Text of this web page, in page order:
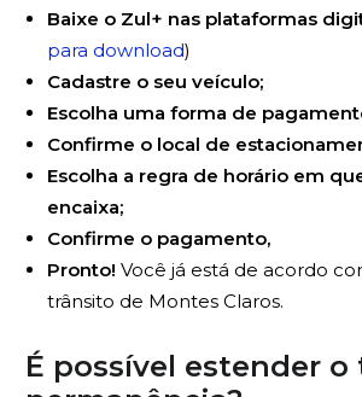
Baixe o Zul+ nas plataformas
para download)
Cadastre o seu veículo;
Escolha uma forma de
Confirme o local de
Escolha a regra de horário em
encaixa;
Confirme o pagamento,
Pronto! Você já está de acordo
trânsito de Montes Claros.
É possível estender